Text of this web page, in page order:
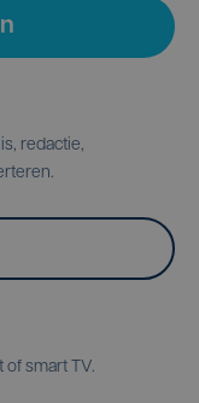
redactie,
of smart TV.